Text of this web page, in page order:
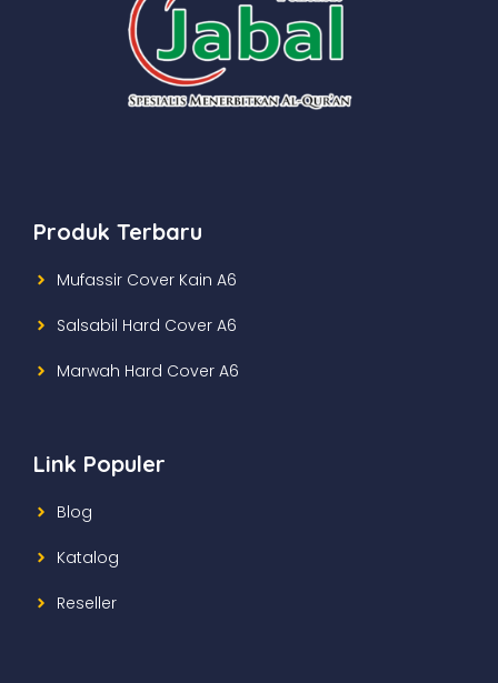
Produk Terbaru
Mufassir Cover Kain A6
Salsabil Hard Cover A6
Marwah Hard Cover A6
Link Populer
Blog
Katalog
Reseller